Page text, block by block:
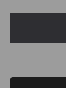
Waist